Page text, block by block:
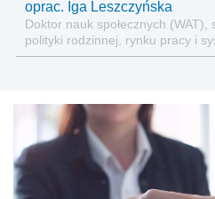
oprac. Iga Leszczyńska
Doktor nauk społecznych
polityki rodzinnej, rynku pracy i
społecznego.